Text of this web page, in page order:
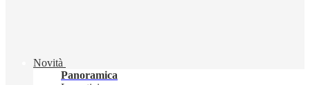
Novità
Panoramica